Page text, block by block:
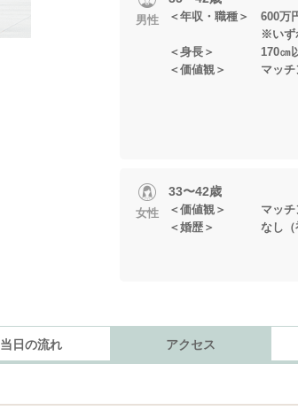
男性
＜年収・職種＞ 600万
※いずれかに
＜身長＞ 170㎝
＜価値観＞ マッチン
女性
33〜42歳
＜価値観＞ マッチン
＜婚歴＞ なし（初
当日の流れ アクセス